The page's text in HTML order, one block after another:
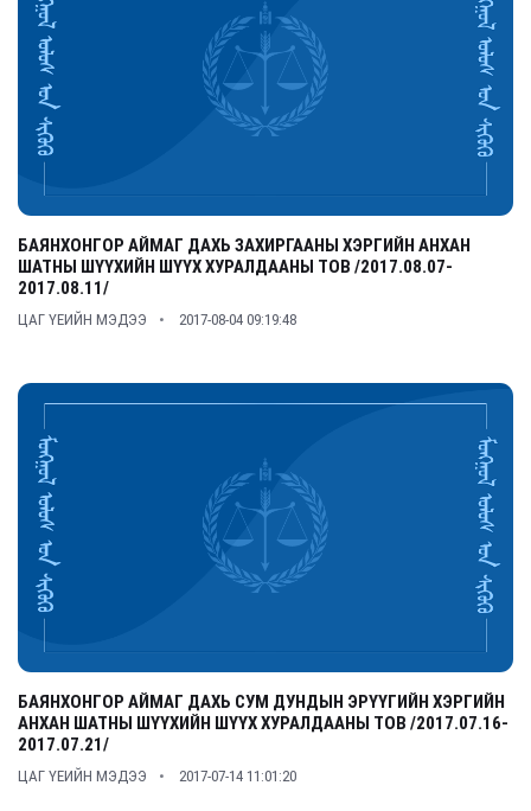
БАЯНХОНГОР АЙМАГ ДАХЬ ЗАХИРГААНЫ ХЭРГИЙН АНХАН
ШАТНЫ ШҮҮХИЙН ШҮҮХ ХУРАЛДААНЫ ТОВ /2017.08.07-
2017.08.11/
ЦАГ ҮЕИЙН МЭДЭЭ 2017-08-04 09:19:48
БАЯНХОНГОР АЙМАГ ДАХЬ СУМ ДУНДЫН ЭРҮҮГИЙН ХЭРГИЙН
АНХАН ШАТНЫ ШҮҮХИЙН ШҮҮХ ХУРАЛДААНЫ ТОВ /2017.07.16-
2017.07.21/
ЦАГ ҮЕИЙН МЭДЭЭ 2017-07-14 11:01:20